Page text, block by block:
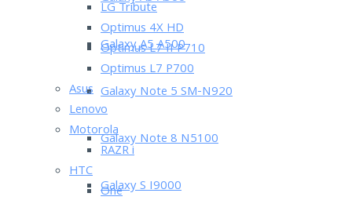
Galaxy A5 A500
Galaxy Note 5 SM-N920
Galaxy Note 8 N5100
Galaxy S I9000
LG Tribute
Optimus 4X HD
Optimus L7 II P710
Optimus L7 P700
Asus
Lenovo
Motorola
RAZR i
HTC
One